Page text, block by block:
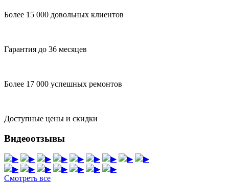
Более 15 000 довольных клиентов
Гарантия до 36 месяцев
Более 17 000 успешных ремонтов
Доступные цены и скидки
Видеоотзывы
▶ ▶ ▶ ▶ ▶ ▶ ▶ ▶
▶
▶
▶ ▶ ▶ ▶ ▶
▶
Смотреть все